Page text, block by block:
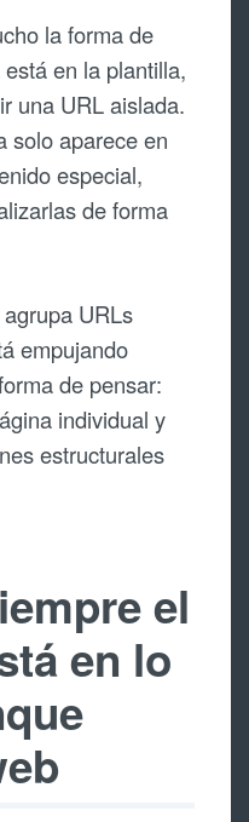
la forma de
en la plantilla,
una URL aislada.
solo aparece en
especial,
de forma
URLs
empujando
de pensar:
individual y
estructurales
el
en lo